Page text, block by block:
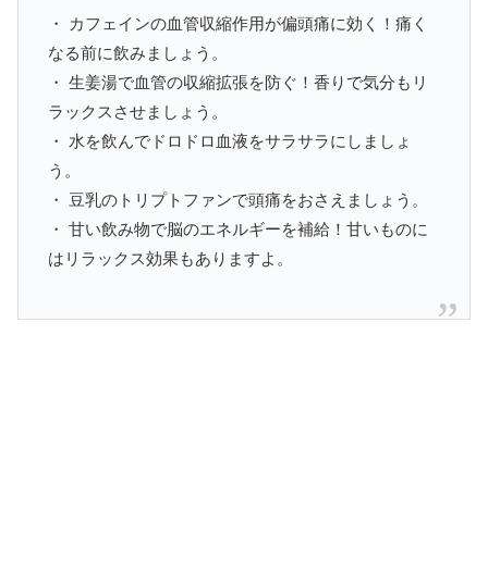
・ カフェインの血管収縮作用が偏頭痛に効く！痛く
なる前に飲みましょう。
・ 生姜湯で血管の収縮拡張を防ぐ！香りで気分もリ
ラックスさせましょう。
・ 水を飲んでドロドロ血液をサラサラにしましょ
う。
・ 豆乳のトリプトファンで頭痛をおさえましょう。
・ 甘い飲み物で脳のエネルギーを補給！甘いものに
はリラックス効果もありますよ。